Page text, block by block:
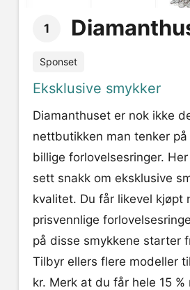
1
Sponset
Eksklusive smykker
Diamanthuset er nok ikke
nettbutikken man tenker
billige forlovelsesringer.
sett snakk om eksklusive
kvalitet. Du får likevel kjøpt
prisvennlige
på disse smykkene starter
Tilbyr ellers flere modeller
kr. Merk at du får hele 15